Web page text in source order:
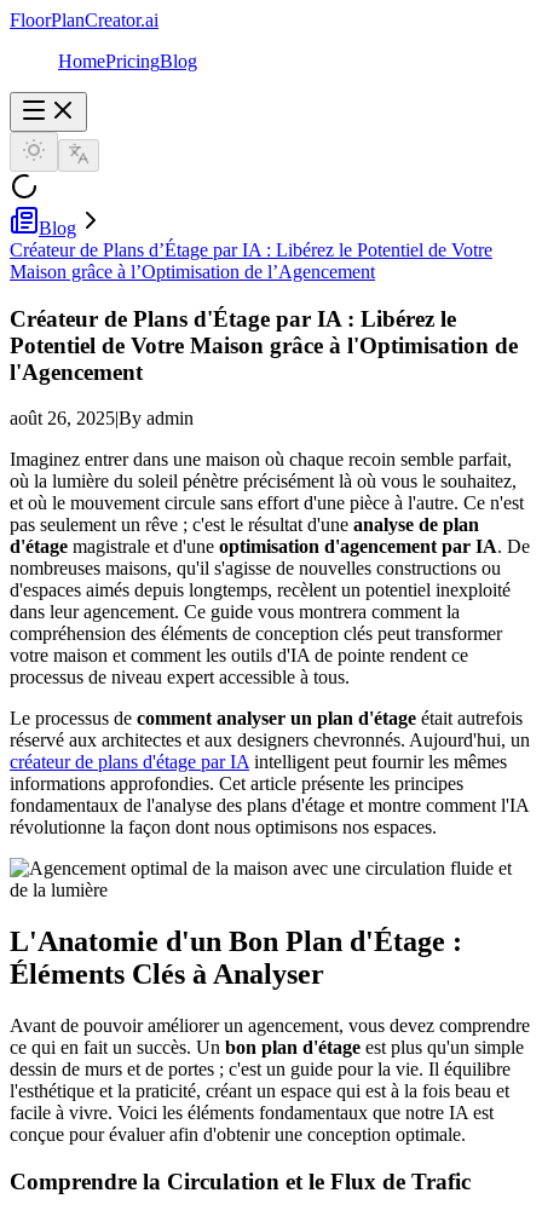
FloorPlanCreator.ai
HomePricingBlog
Blog
Créateur de Plans d’Étage par IA : Libérez le Potentiel de Votre
Maison grâce à l’Optimisation de l’Agencement
Créateur de Plans d'Étage par IA : Libérez le
Potentiel de Votre Maison grâce à l'Optimisation de
l'Agencement
août 26, 2025|By admin
Imaginez entrer dans une maison où chaque recoin semble parfait,
où la lumière du soleil pénètre précisément là où vous le souhaitez,
et où le mouvement circule sans effort d'une pièce à l'autre. Ce n'est
pas seulement un rêve ; c'est le résultat d'une analyse de plan
d'étage magistrale et d'une optimisation d'agencement par IA. De
nombreuses maisons, qu'il s'agisse de nouvelles constructions ou
d'espaces aimés depuis longtemps, recèlent un potentiel inexploité
dans leur agencement. Ce guide vous montrera comment la
compréhension des éléments de conception clés peut transformer
votre maison et comment les outils d'IA de pointe rendent ce
processus de niveau expert accessible à tous.
Le processus de comment analyser un plan d'étage était autrefois
réservé aux architectes et aux designers chevronnés. Aujourd'hui, un
créateur de plans d'étage par IAintelligent peut fournir les mêmes
informations approfondies. Cet article présente les principes
fondamentaux de l'analyse des plans d'étage et montre comment l'IA
révolutionne la façon dont nous optimisons nos espaces.
L'Anatomie d'un Bon Plan d'Étage :
Éléments Clés à Analyser
Avant de pouvoir améliorer un agencement, vous devez comprendre
ce qui en fait un succès. Un bon plan d'étage est plus qu'un simple
dessin de murs et de portes ; c'est un guide pour la vie. Il équilibre
l'esthétique et la praticité, créant un espace qui est à la fois beau et
facile à vivre. Voici les éléments fondamentaux que notre IA est
conçue pour évaluer afin d'obtenir une conception optimale.
Comprendre la Circulation et le Flux de Trafic